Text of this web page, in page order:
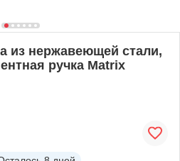
из нержавеющей стали,
ручка Matrix